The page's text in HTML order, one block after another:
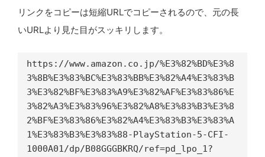
リンクをコピーは短縮URLでコピーされるので、元の長
いURLより見た目がスッキリします。
https://www.amazon.co.jp/%E3%82%BD%E3%8
3%8B%E3%83%BC%E3%83%BB%E3%82%A4%E3%83%B
3%E3%82%BF%E3%83%A9%E3%82%AF%E3%83%86%E
3%82%A3%E3%83%96%E3%82%A8%E3%83%B3%E3%8
2%BF%E3%83%86%E3%82%A4%E3%83%B3%E3%83%A
1%E3%83%B3%E3%83%88-PlayStation-5-CFI-
1000A01/dp/B08GGGBKRQ/ref=pd_lpo_1?